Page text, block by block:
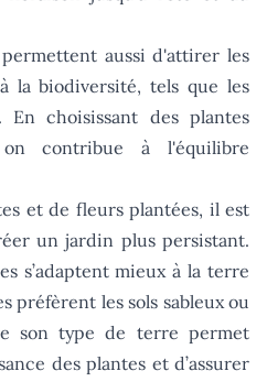
aussi d'attirer les
la biodiversité, tels que les
En choisissant des plantes
contribue à l'équilibre
et de fleurs plantées, il est
un jardin plus persistant.
s’adaptent mieux à la terre
préfèrent les sols sableux ou
son type de terre permet
des plantes et d’assurer